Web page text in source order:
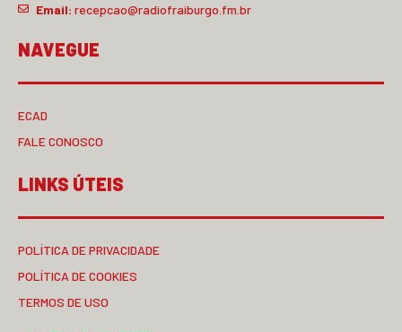
Email: recepcao@radiofraiburgo.fm.br
NAVEGUE
ECAD
FALE CONOSCO
LINKS ÚTEIS
POLÍTICA DE PRIVACIDADE
POLÍTICA DE COOKIES
TERMOS DE USO